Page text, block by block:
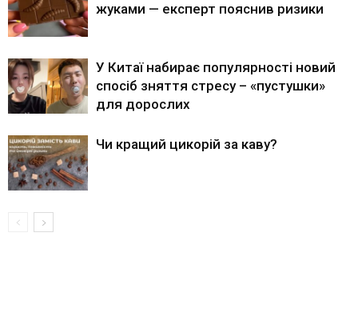
жуками — експерт пояснив ризики
У Китаї набирає популярності новий
спосіб зняття стресу – «пустушки»
для дорослих
Чи кращий цикорій за каву?